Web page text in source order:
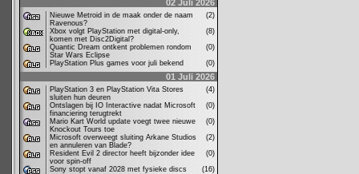
02 Juli 2026
Nieuwe Metroid in de maak onder de naam
Ravenous?
(2)
Xbox volgt PlayStation met digital-only,
komen met Disc2Digital?
(8)
Quantic Dream ontkent problemen rondom
Star Wars Eclipse
(0)
PlayStation Plus games voor juli bekend
(0)
01 Juli 2026
PlayStation 3 en PlayStation Vita Stores
sluiten hun deuren
(4)
Ontslagen bij IO Interactive nadat Microsoft
financiering terugtrekt
(0)
Mario Kart World update voegt twee nieuwe
Knockout Tours toe
(0)
Microsoft overweegt sluiting Arkane Studios
en annuleren van Blade?
(2)
Resident Evil 2 director heeft bijzonder idee
voor spin-off
(0)
Sony stopt vanaf 2028 met fysieke discs
(16)